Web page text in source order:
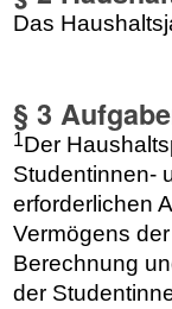
Das
§ 3
1Der
Studentinnen-
erforderlichen
Vermögens
Berechnung
der